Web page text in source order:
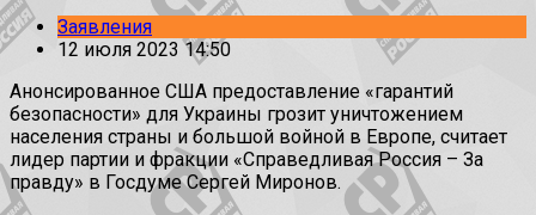
Заявления
12 июля 2023 14:50
Анонсированное США предоставление «гарантий
безопасности» для Украины грозит уничтожением
населения страны и большой войной в Европе, считает
лидер партии и фракции «Справедливая Россия – За
правду» в Госдуме Сергей Миронов.